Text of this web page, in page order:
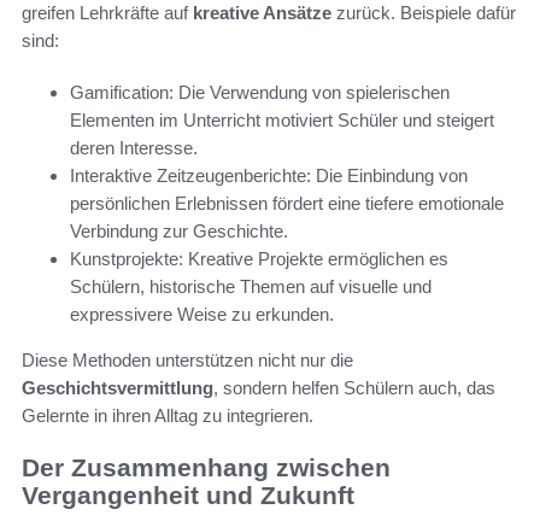
greifen Lehrkräfte auf kreative Ansätze zurück. Beispiele dafür
sind:
Gamification: Die Verwendung von spielerischen
Elementen im Unterricht motiviert Schüler und steigert
deren Interesse.
Interaktive Zeitzeugenberichte: Die Einbindung von
persönlichen Erlebnissen fördert eine tiefere emotionale
Verbindung zur Geschichte.
Kunstprojekte: Kreative Projekte ermöglichen es
Schülern, historische Themen auf visuelle und
expressivere Weise zu erkunden.
Diese Methoden unterstützen nicht nur die
Geschichtsvermittlung, sondern helfen Schülern auch, das
Gelernte in ihren Alltag zu integrieren.
Der Zusammenhang zwischen
Vergangenheit und Zukunft